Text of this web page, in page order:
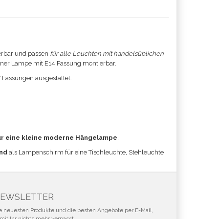
und passen für alle Leuchten mit handelsüblichen
Lampe mit E14 Fassung montierbar.
ausgestattet.
eine kleine moderne Hängelampe.
als Lampenschirm für eine Tischleuchte, Stehleuchte
neuesten Produkte und die besten Angebote per E-Mail,